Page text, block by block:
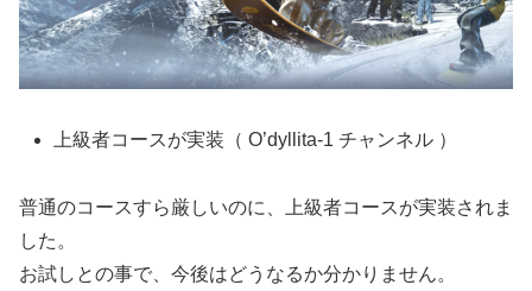
上級者コースが実装（ O’dyllita-1 チャンネル ）
普通のコースすら厳しいのに、上級者コースが実装されま
した。
お試しとの事で、今後はどうなるか分かりません。